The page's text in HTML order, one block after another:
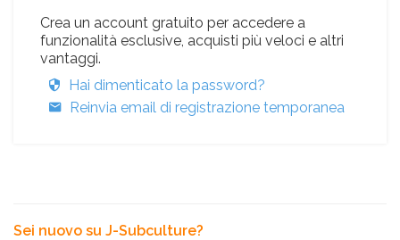
Crea un account gratuito per accedere a
funzionalità esclusive, acquisti più veloci e altri
vantaggi.
Hai dimenticato la password?
Reinvia email di registrazione temporanea
Sei nuovo su J-Subculture?